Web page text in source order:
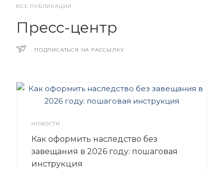
ВСЕ ПУБЛИКАЦИИ
Пресс-центр
ПОДПИСАТЬСЯ НА РАССЫЛКУ
НОВОСТИ
Как оформить наследство без
завещания в 2026 году: пошаговая
инструкция